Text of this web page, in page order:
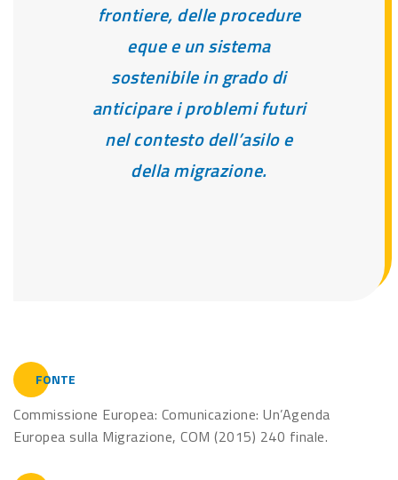
frontiere, delle procedure
eque e un sistema
sostenibile in grado di
anticipare i problemi futuri
nel contesto dell’asilo e
della migrazione.
FONTE
Commissione Europea: Comunicazione: Un’Agenda
Europea sulla Migrazione, COM (2015) 240 finale.